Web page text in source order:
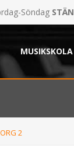
Söndag
MUSIKSKOLA
2